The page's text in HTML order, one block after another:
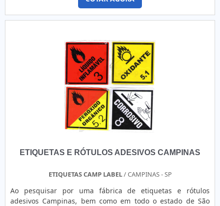
ETIQUETAS E RÓTULOS ADESIVOS CAMPINAS
ETIQUETAS CAMP LABEL/ CAMPINAS - SP
Ao pesquisar por uma fábrica de etiquetas e rótulos
adesivos Campinas, bem como em todo o estado de São